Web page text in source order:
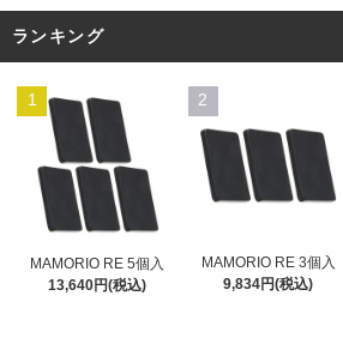
ランキング
1
MAMORIO RE 5個入
13,640円(税込)
2
MAMORIO RE 3個入
9,834円(税込)